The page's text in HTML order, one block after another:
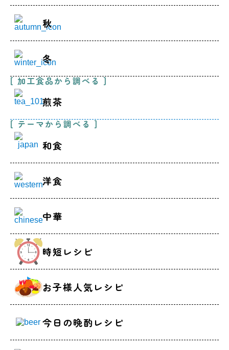
秋
冬
[ 加工食品から調べる ]
煎茶
[ テーマから調べる ]
和食
洋食
中華
時短レシピ
お子様人気レシピ
今日の晩酌レシピ